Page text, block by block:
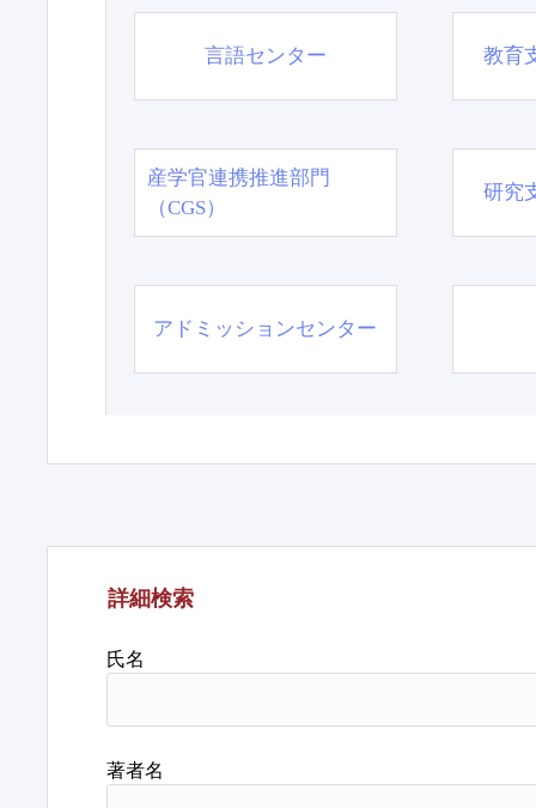
言語センター 教育
産学官連携推進部門
（CGS）
研究
アドミッションセンター
詳細検索
氏名
著者名